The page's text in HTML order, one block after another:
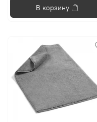
В корзину